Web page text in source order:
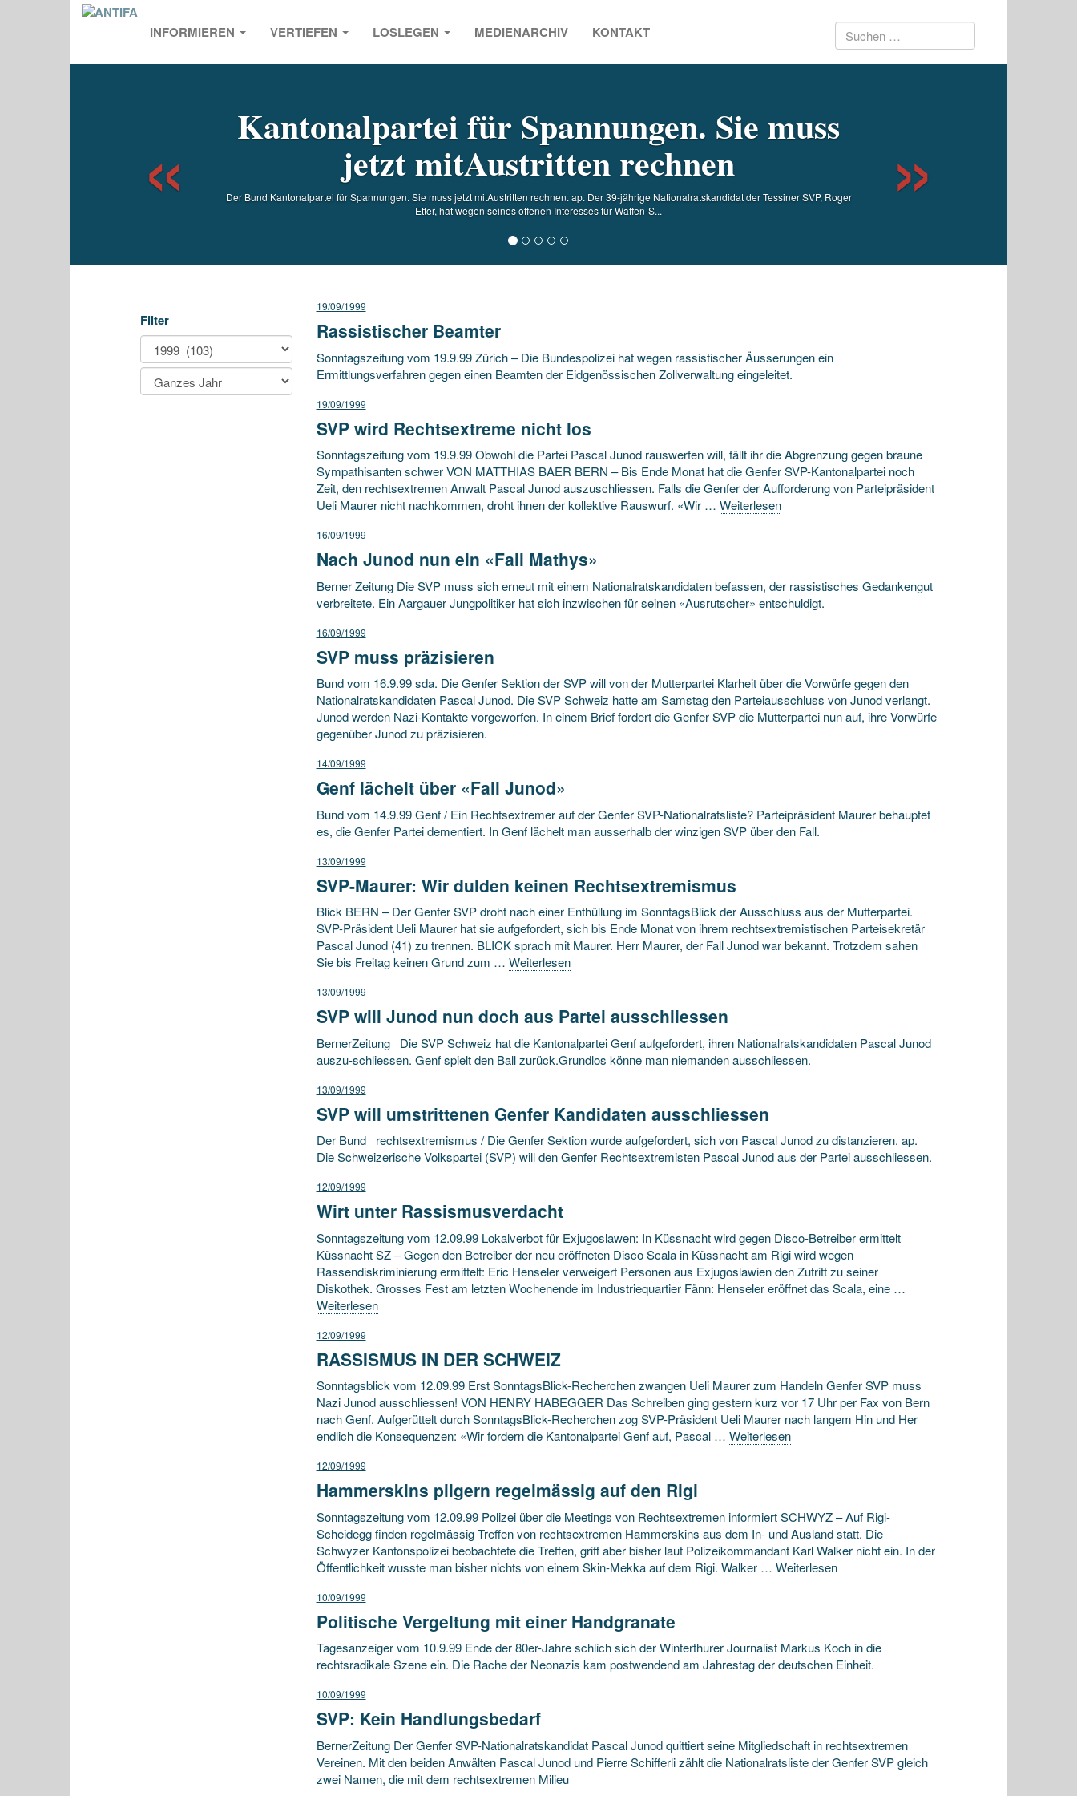
INFORMIEREN VERTIEFEN LOSLEGEN MEDIENARCHIV KONTAKT Suchen
Kantonalpartei für Spannungen. Sie muss
jetzt mitAustritten rechnen
Der Bund Kantonalpartei für Spannungen. Sie muss jetzt mitAustritten rechnen. ap. Der 39-jährige Nationalratskandidat der Tessiner SVP, Roger
Etter, hat wegen seines offenen Interesses für Waffen-S...
Previous
Filter
19/09/1999
Rassistischer Beamter
Sonntagszeitung vom 19.9.99 Zürich – Die Bundespolizei hat wegen rassistischer Äusserungen ein
Ermittlungsverfahren gegen einen Beamten der Eidgenössischen Zollverwaltung eingeleitet.
19/09/1999
SVP wird Rechtsextreme nicht los
Sonntagszeitung vom 19.9.99 Obwohl die Partei Pascal Junod rauswerfen will, fällt ihr die Abgrenzung gegen braune
Sympathisanten schwer VON MATTHIAS BAER BERN – Bis Ende Monat hat die Genfer SVP-Kantonalpartei noch
Zeit, den rechtsextremen Anwalt Pascal Junod auszuschliessen. Falls die Genfer der Aufforderung von Parteipräsident
Ueli Maurer nicht nachkommen, droht ihnen der kollektive Rauswurf. «Wir … Weiterlesen
16/09/1999
Nach Junod nun ein «Fall Mathys»
Berner Zeitung Die SVP muss sich erneut mit einem Nationalratskandidaten befassen, der rassistisches Gedankengut
verbreitete. Ein Aargauer Jungpolitiker hat sich inzwischen für seinen «Ausrutscher» entschuldigt.
16/09/1999
SVP muss präzisieren
Bund vom 16.9.99 sda. Die Genfer Sektion der SVP will von der Mutterpartei Klarheit über die Vorwürfe gegen den
Nationalratskandidaten Pascal Junod. Die SVP Schweiz hatte am Samstag den Parteiausschluss von Junod verlangt.
Junod werden Nazi-Kontakte vorgeworfen. In einem Brief fordert die Genfer SVP die Mutterpartei nun auf, ihre Vorwürfe
gegenüber Junod zu präzisieren.
14/09/1999
Genf lächelt über «Fall Junod»
Bund vom 14.9.99 Genf / Ein Rechtsextremer auf der Genfer SVP-Nationalratsliste? Parteipräsident Maurer behauptet
es, die Genfer Partei dementiert. In Genf lächelt man ausserhalb der winzigen SVP über den Fall.
13/09/1999
SVP-Maurer: Wir dulden keinen Rechtsextremismus
Blick BERN – Der Genfer SVP droht nach einer Enthüllung im SonntagsBlick der Ausschluss aus der Mutterpartei.
SVP-Präsident Ueli Maurer hat sie aufgefordert, sich bis Ende Monat von ihrem rechtsextremistischen Parteisekretär
Pascal Junod (41) zu trennen. BLICK sprach mit Maurer. Herr Maurer, der Fall Junod war bekannt. Trotzdem sahen
Sie bis Freitag keinen Grund zum … Weiterlesen
13/09/1999
SVP will Junod nun doch aus Partei ausschliessen
BernerZeitung Die SVP Schweiz hat die Kantonalpartei Genf aufgefordert, ihren Nationalratskandidaten Pascal Junod
auszu-schliessen. Genf spielt den Ball zurück.Grundlos könne man niemanden ausschliessen.
13/09/1999
SVP will umstrittenen Genfer Kandidaten ausschliessen
Der Bund rechtsextremismus / Die Genfer Sektion wurde aufgefordert, sich von Pascal Junod zu distanzieren. ap.
Die Schweizerische Volkspartei (SVP) will den Genfer Rechtsextremisten Pascal Junod aus der Partei ausschliessen.
12/09/1999
Wirt unter Rassismusverdacht
Sonntagszeitung vom 12.09.99 Lokalverbot für Exjugoslawen: In Küssnacht wird gegen Disco-Betreiber ermittelt
Küssnacht SZ – Gegen den Betreiber der neu eröffneten Disco Scala in Küssnacht am Rigi wird wegen
Rassendiskriminierung ermittelt: Eric Henseler verweigert Personen aus Exjugoslawien den Zutritt zu seiner
Diskothek. Grosses Fest am letzten Wochenende im Industriequartier Fänn: Henseler eröffnet das Scala, eine …
Weiterlesen
12/09/1999
RASSISMUS IN DER SCHWEIZ
Sonntagsblick vom 12.09.99 Erst SonntagsBlick-Recherchen zwangen Ueli Maurer zum Handeln Genfer SVP muss
Nazi Junod ausschliessen! VON HENRY HABEGGER Das Schreiben ging gestern kurz vor 17 Uhr per Fax von Bern
nach Genf. Aufgerüttelt durch SonntagsBlick-Recherchen zog SVP-Präsident Ueli Maurer nach langem Hin und Her
endlich die Konsequenzen: «Wir fordern die Kantonalpartei Genf auf, Pascal … Weiterlesen
12/09/1999
Hammerskins pilgern regelmässig auf den Rigi
Sonntagszeitung vom 12.09.99 Polizei über die Meetings von Rechtsextremen informiert SCHWYZ – Auf Rigi-
Scheidegg finden regelmässig Treffen von rechtsextremen Hammerskins aus dem In- und Ausland statt. Die
Schwyzer Kantonspolizei beobachtete die Treffen, griff aber bisher laut Polizeikommandant Karl Walker nicht ein. In der
Öffentlichkeit wusste man bisher nichts von einem Skin-Mekka auf dem Rigi. Walker … Weiterlesen
10/09/1999
Politische Vergeltung mit einer Handgranate
Tagesanzeiger vom 10.9.99 Ende der 80er-Jahre schlich sich der Winterthurer Journalist Markus Koch in die
rechtsradikale Szene ein. Die Rache der Neonazis kam postwendend am Jahrestag der deutschen Einheit.
10/09/1999
SVP: Kein Handlungsbedarf
BernerZeitung Der Genfer SVP-Nationalratskandidat Pascal Junod quittiert seine Mitgliedschaft in rechtsextremen
Vereinen. Mit den beiden Anwälten Pascal Junod und Pierre Schifferli zählt die Nationalratsliste der Genfer SVP gleich
zwei Namen, die mit dem rechtsextremen Milieu